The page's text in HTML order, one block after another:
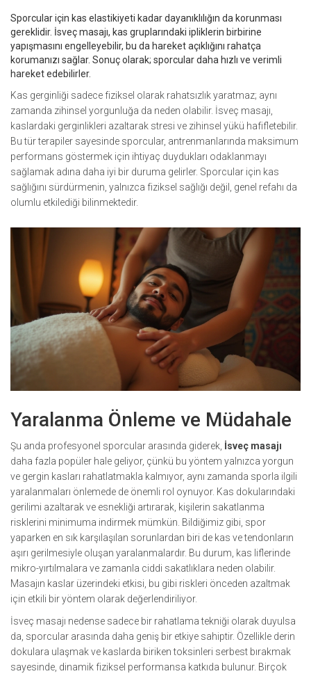
Sporcular için kas elastikiyeti kadar dayanıklılığın da korunması
gereklidir. İsveç masajı, kas gruplarındaki ipliklerin birbirine
yapışmasını engelleyebilir, bu da hareket açıklığını rahatça
korumanızı sağlar. Sonuç olarak; sporcular daha hızlı ve verimli
hareket edebilirler.
Kas gerginliği sadece fiziksel olarak rahatsızlık yaratmaz; aynı
zamanda zihinsel yorgunluğa da neden olabilir. İsveç masajı,
kaslardaki gerginlikleri azaltarak stresi ve zihinsel yükü hafifletebilir.
Bu tür terapiler sayesinde sporcular, antrenmanlarında maksimum
performans göstermek için ihtiyaç duydukları odaklanmayı
sağlamak adına daha iyi bir duruma gelirler. Sporcular için kas
sağlığını sürdürmenin, yalnızca fiziksel sağlığı değil, genel refahı da
olumlu etkilediği bilinmektedir.
Yaralanma Önleme ve Müdahale
Şu anda profesyonel sporcular arasında giderek, İsveç masajı
daha fazla popüler hale geliyor, çünkü bu yöntem yalnızca yorgun
ve gergin kasları rahatlatmakla kalmıyor, aynı zamanda sporla ilgili
yaralanmaları önlemede de önemli rol oynuyor. Kas dokularındaki
gerilimi azaltarak ve esnekliği artırarak, kişilerin sakatlanma
risklerini minimuma indirmek mümkün. Bildiğimiz gibi, spor
yaparken en sık karşılaşılan sorunlardan biri de kas ve tendonların
aşırı gerilmesiyle oluşan yaralanmalardır. Bu durum, kas liflerinde
mikro-yırtılmalara ve zamanla ciddi sakatlıklara neden olabilir.
Masajın kaslar üzerindeki etkisi, bu gibi riskleri önceden azaltmak
için etkili bir yöntem olarak değerlendiriliyor.
İsveç masajı nedense sadece bir rahatlama tekniği olarak duyulsa
da, sporcular arasında daha geniş bir etkiye sahiptir. Özellikle derin
dokulara ulaşmak ve kaslarda biriken toksinleri serbest bırakmak
sayesinde, dinamik fiziksel performansa katkıda bulunur. Birçok